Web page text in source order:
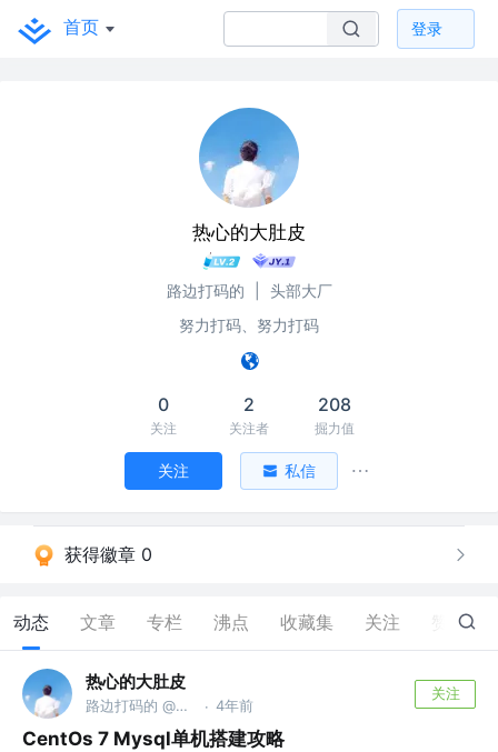
首页 登录
热心的大肚皮
路边打码的
头部大厂
努力打码、努力打码
0
关注
2
关注者
208
掘力值
关注 私信
获得徽章 0
动态 文章 专栏 沸点 收藏集 关注 8
热心的大肚皮
路边打码的 @头部大厂 · 4年前
关注
CentOs 7 Mysql单机搭建攻略